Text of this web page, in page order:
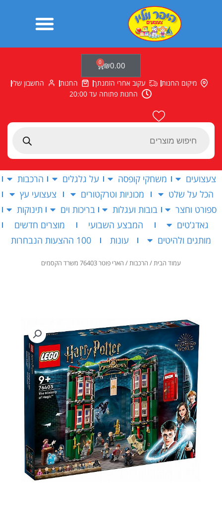
Products
₪0.00
0
עגלת
קניות
מיקום החנות עקוב אחרי הזמנתך החנות
החשבון שלי
החנות פתוחה עד 20:00
צעצועים משחקי קופסה על גלגלים
הרכבות
הכל על שלט
מכוניות וטרקטורים
צעצועי עץ
ספורט וחצר
בובות ועגלות בריכות וים
תינוקות
גאדג’טים
המבצע השבועי
מוצרים חדשים
מותגים ולהיטים
עונות 100 ההצעות הנבחרות
עמוד הבית/ הרכבות/ הארי פוטר 76403 משרד הקסמים